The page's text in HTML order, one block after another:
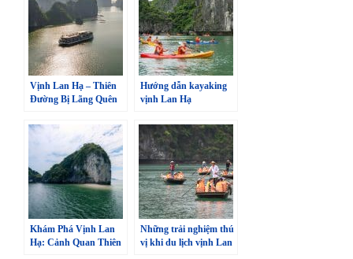
Vịnh Lan Hạ – Thiên
Đường Bị Lãng Quên
Hướng dẫn kayaking
vịnh Lan Hạ
Khám Phá Vịnh Lan
Hạ: Cảnh Quan Thiên
Những trải nghiệm thú
vị khi du lịch vịnh Lan